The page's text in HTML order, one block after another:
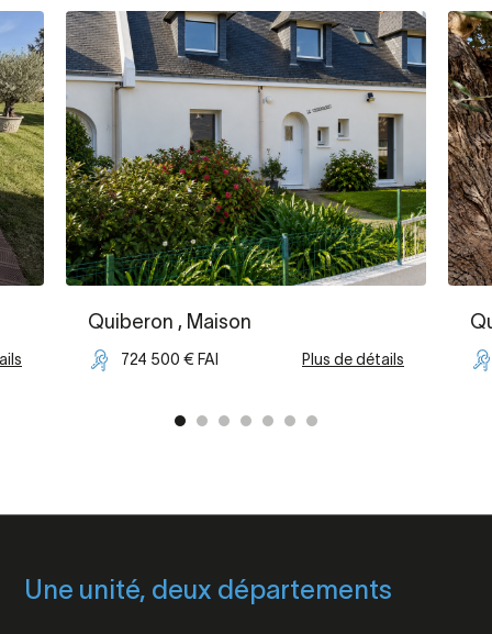
Quiberon , Maison
724 500 € FAI Plus de détails
Une unité, deux départements